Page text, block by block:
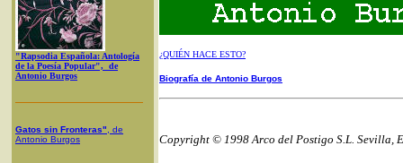
"Rapsodia Española: Antología
de la Poesía Popular", de
Antonio Burgos
Gatos sin Fronteras" , de
Antonio Burgos
¿QUIÉN HACE ESTO?
Biografía de Antonio Burgos
Copyright © 1998 Arco del Postigo S.L. Sevilla,